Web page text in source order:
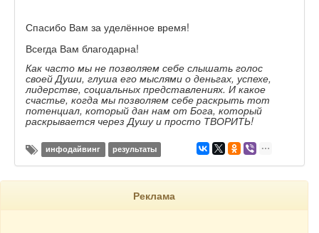
Спасибо Вам за уделённое время!
Всегда Вам благодарна!
Как часто мы не позволяем себе слышать голос
своей Души, глуша его мыслями о деньгах, успехе,
лидерстве, социальных представлениях. И какое
счастье, когда мы позволяем себе раскрыть тот
потенциал, который дан нам от Бога, который
раскрывается через Душу и просто ТВОРИТЬ!
инфодайвинг результаты
Реклама